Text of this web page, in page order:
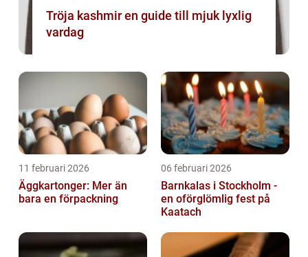
Tröja kashmir en guide till mjuk lyxlig
vardag
11 februari 2026
Äggkartonger: Mer än
bara en förpackning
06 februari 2026
Barnkalas i Stockholm -
en oförglömlig fest på
Kaatach